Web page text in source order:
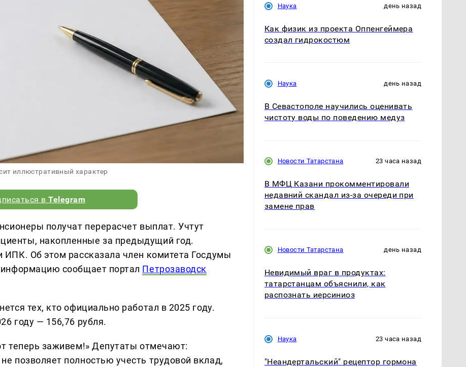
иллюстративный характер
вTelegram
получат перерасчет выплат. Учтут
накопленные за предыдущий год.
ИПК. Об этом рассказала член комитета Госдумы
сообщает портал Петрозаводск
тех, кто официально работал в 2025 году.
году — 156,76 рубля.
теперь заживем!» Депутаты отмечают:
позволяет полностью учесть трудовой вклад,
Наука день назад
Как физик из проекта Оппенгеймера
создал гидрокостюм
Наука день назад
В Севастополе научились оценивать
чистоту воды по поведению медуз
Новости Татарстана 23 часа назад
В МФЦ Казани прокомментировали
недавний скандал из-за очереди при
замене прав
Новости Татарстана день назад
Невидимый враг в продуктах:
татарстанцам объяснили, как
распознать иерсиниоз
Наука 23 часа назад
"Неандертальский" рецептор гормона